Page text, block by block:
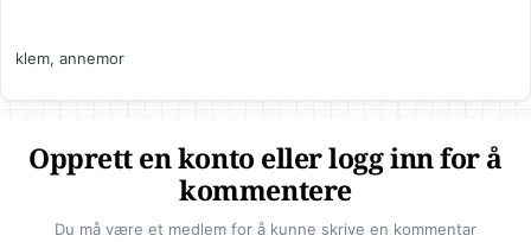
klem, annemor
Opprett en konto eller logg inn for å
kommentere
Du må være et medlem for å kunne skrive en kommentar